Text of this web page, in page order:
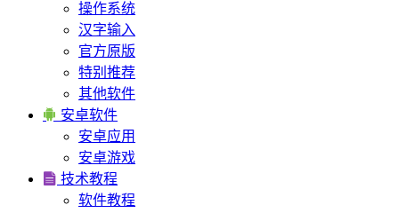
操作系统
汉字输入
官方原版
特别推荐
其他软件
 安卓软件
安卓应用
安卓游戏
 技术教程
软件教程